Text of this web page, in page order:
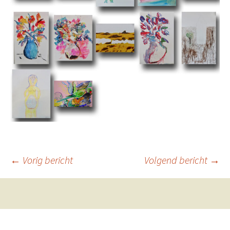
Berichtnavigatie
← Vorig bericht Volgend bericht →